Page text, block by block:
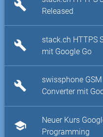
build
Released
build
stack.ch HTTPS
mit Google Go
build
swissphone
Converter mit
school
Neuer Kurs
Programming